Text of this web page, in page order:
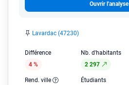
Ouvrir l'analyse
Lavardac (47230)
Différence
4 %
Nb. d'habitants
2 297
Rend. ville
Étudiants